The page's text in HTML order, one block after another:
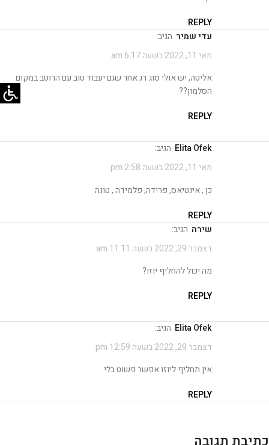
REPLY
עדי שמיר הגיב:
מאי 11, 2022 בשעה 6:17 am
אליטה, יש אולי סוג דג אחר שגם יעבוד טוב עם הרוטב במקום
הסלמון??
REPLY
Elita Ofek
הגיב:
מאי 11, 2022 בשעה 2:58 pm
כן , אינטיאס, פרידה, פלמידה , טונה
REPLY
שירה הגיב:
דצמבר 29, 2022 בשעה 11:11 am
מה יכול להחליף יוזו?
REPLY
Elita Ofek
הגיב:
דצמבר 29, 2022 בשעה 12:59 pm
אין תחליף ליוזו אפשר פשוט בלי
REPLY